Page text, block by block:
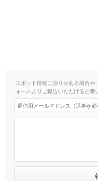
スポット情報に誤りがある場合
ォームよりご報告いただけると幸